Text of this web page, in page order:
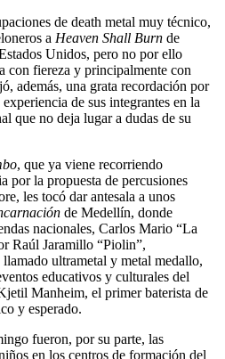
de death metal muy técnico,
a Heaven Shall Burn de
Unidos, pero no por ello
con fiereza y principalmente con
además, una grata recordación por
de sus integrantes en la
que no deja lugar a dudas de su
, que ya viene recorriendo
por la propuesta de percusiones
les tocó dar antesala a unos
de Medellín, donde
nacionales, Carlos Mario “La
Raúl Jaramillo “Piolin”,
llamado ultrametal y metal medallo,
educativos y culturales del
Manheim, el primer baterista de
y esperado.
fueron, por su parte, las
en los centros de formación del